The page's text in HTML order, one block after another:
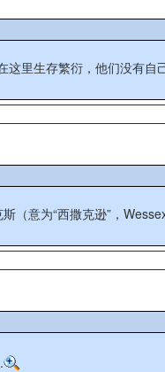
里生存繁衍，他们没有自
（意为“西撒克逊”，